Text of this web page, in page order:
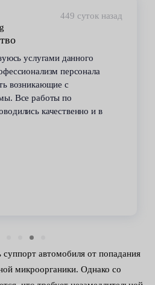
449 суток назад
услугами данного
персонала
возникающие с
Все работы по
качественно и в
автомобиля от попадания
микроорганики. Однако со